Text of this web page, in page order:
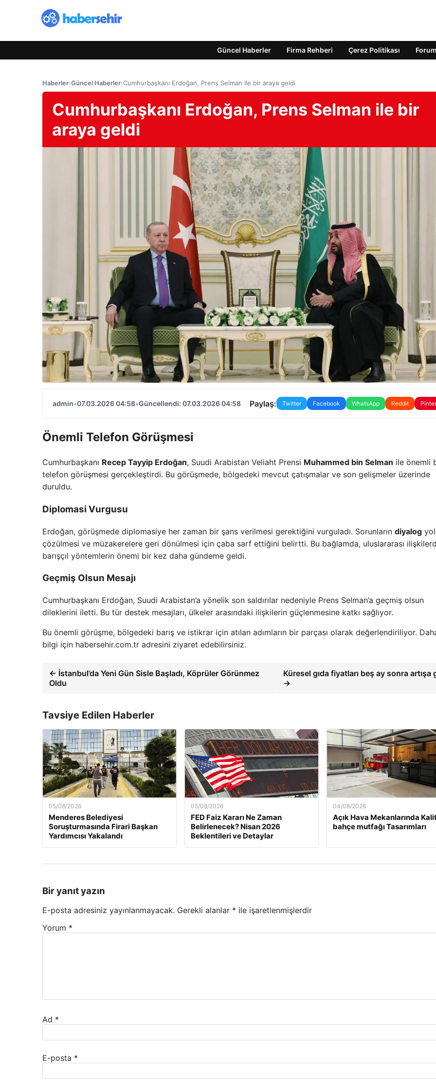
Güncel Haberler Firma Rehberi Çerez Politikası Forum
Haberler›Güncel Haberler›Cumhurbaşkanı Erdoğan, Prens Selman ile bir araya geldi
Cumhurbaşkanı Erdoğan, Prens Selman ile bir
araya geldi
admin•07.03.2026 04:58•Güncellendi: 07.03.2026 04:58 Paylaş: Twitter Facebook WhatsApp Reddit
Önemli Telefon Görüşmesi
Cumhurbaşkanı Recep Tayyip Erdoğan, Suudi Arabistan Veliaht Prensi Muhammed bin Selman ile önemli
telefon görüşmesi gerçekleştirdi. Bu görüşmede, bölgedeki mevcut çatışmalar ve son gelişmeler üzerinde
duruldu.
Diplomasi Vurgusu
Erdoğan, görüşmede diplomasiye her zaman bir şans verilmesi gerektiğini vurguladı. Sorunların diyalog
çözülmesi ve müzakerelere geri dönülmesi için çaba sarf ettiğini belirtti. Bu bağlamda, uluslararası
barışçıl yöntemlerin önemi bir kez daha gündeme geldi.
Geçmiş Olsun Mesajı
Cumhurbaşkanı Erdoğan, Suudi Arabistan’a yönelik son saldırılar nedeniyle Prens Selman’a geçmiş olsun
dileklerini iletti. Bu tür destek mesajları, ülkeler arasındaki ilişkilerin güçlenmesine katkı sağlıyor.
Bu önemli görüşme, bölgedeki barış ve istikrar için atılan adımların bir parçası olarak değerlendiriliyor.
bilgi için habersehir.com.tr adresini ziyaret edebilirsiniz.
← İstanbul’da Yeni Gün Sisle Başladı, Köprüler Görünmez
Oldu
Küresel gıda fiyatları beş ay sonra artışa
→
Tavsiye Edilen Haberler
05/08/2026
Menderes Belediyesi
Soruşturmasında Firari Başkan
Yardımcısı Yakalandı
05/08/2026
FED Faiz Kararı Ne Zaman
Belirlenecek? Nisan 2026
Beklentileri ve Detaylar
04/08/2026
Açık Hava Mekanlarında
bahçe mutfağı Tasarımları
Bir yanıt yazın
E-posta adresiniz yayınlanmayacak. Gerekli alanlar * ile işaretlenmişlerdir
Yorum *
Ad *
E-posta *